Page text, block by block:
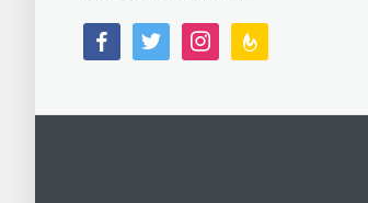
facebooktwitterinstagramfeedburner